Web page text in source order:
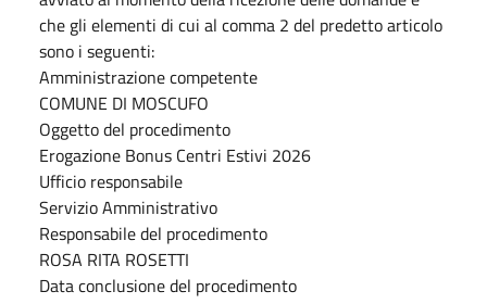
che gli elementi di cui al comma 2 del predetto articolo
sono i seguenti:
Amministrazione competente
COMUNE DI MOSCUFO
Oggetto del procedimento
Erogazione Bonus Centri Estivi 2026
Ufficio responsabile
Servizio Amministrativo
Responsabile del procedimento
ROSA RITA ROSETTI
Data conclusione del procedimento